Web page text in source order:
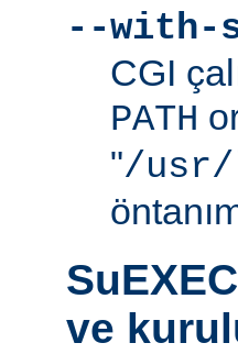
--with-
CGI
PATH
"/
ve